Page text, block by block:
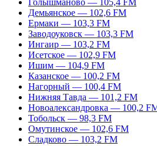
Голышманово — 105,4 FM
Демьянское — 102,6 FM
Ермаки — 103,3 FM
Заводоуковск — 103,3 FM
Ингаир — 103,2 FM
Исетское — 102,9 FM
Ишим — 104,9 FM
Казанское — 100,2 FM
Нагорный — 100,4 FM
Нижняя Тавда — 101,2 FM
Новоалександровка — 100,2
Тобольск — 98,3 FM
Омутинское — 102,6 FM
Сладково — 103,2 FM